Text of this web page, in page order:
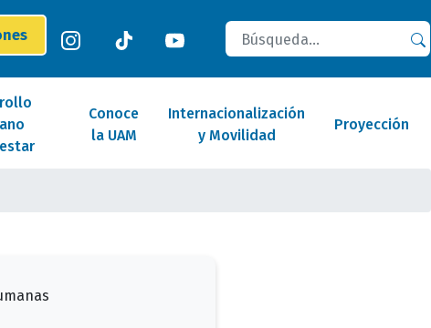
Buscar
Conoce
la UAM
Internacionalización
y Movilidad
Proyección